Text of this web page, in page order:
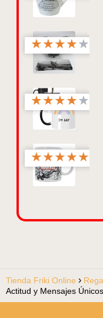
★★★★★
★★★★★
★★★★★
Tienda Friki Online
Actitud y Mensajes Únicos